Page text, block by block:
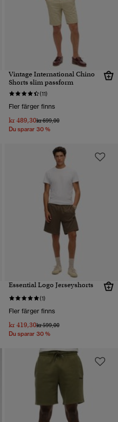
Vintage International Chino
Shorts slim passform
(11)
Fler färger finns
kr 489,30Pris reducerat från
kr 699,00till
Du sparar 30 %
Essential Logo Jerseyshorts
(1)
Fler färger finns
kr 419,30Pris reducerat från
kr 599,00till
Du sparar 30 %